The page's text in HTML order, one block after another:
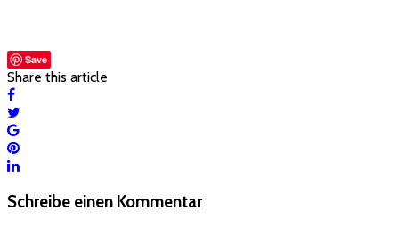
Save
Share this article
Schreibe einen Kommentar